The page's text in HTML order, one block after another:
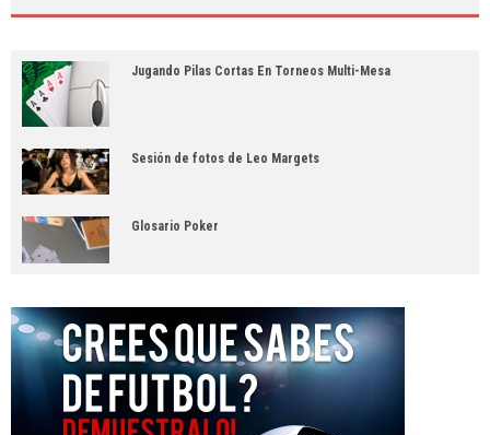
Jugando Pilas Cortas En Torneos Multi-Mesa
Sesión de fotos de Leo Margets
Glosario Poker